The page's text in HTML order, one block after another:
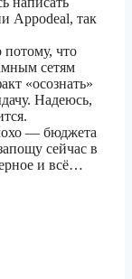
Appodeal, так
что
сетям
«осознать»
Надеюсь,
— бюджета
сейчас в
и всё…